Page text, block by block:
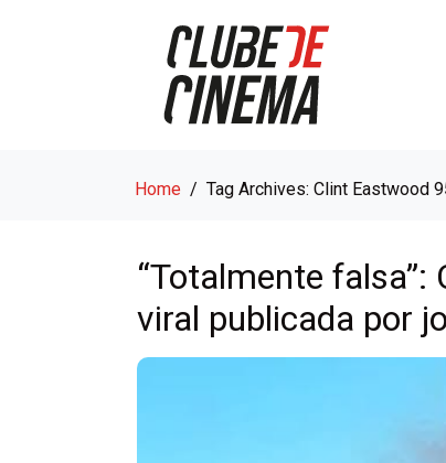
Home Tag Archives: Clint Eastwood
“Totalmente
viral publicada por